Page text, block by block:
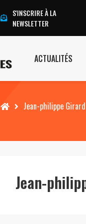
S'INSCRIRE À LA
NEWSLETTER
ACTUALITÉS
Accueil Jean-philippe Girard
Jean-